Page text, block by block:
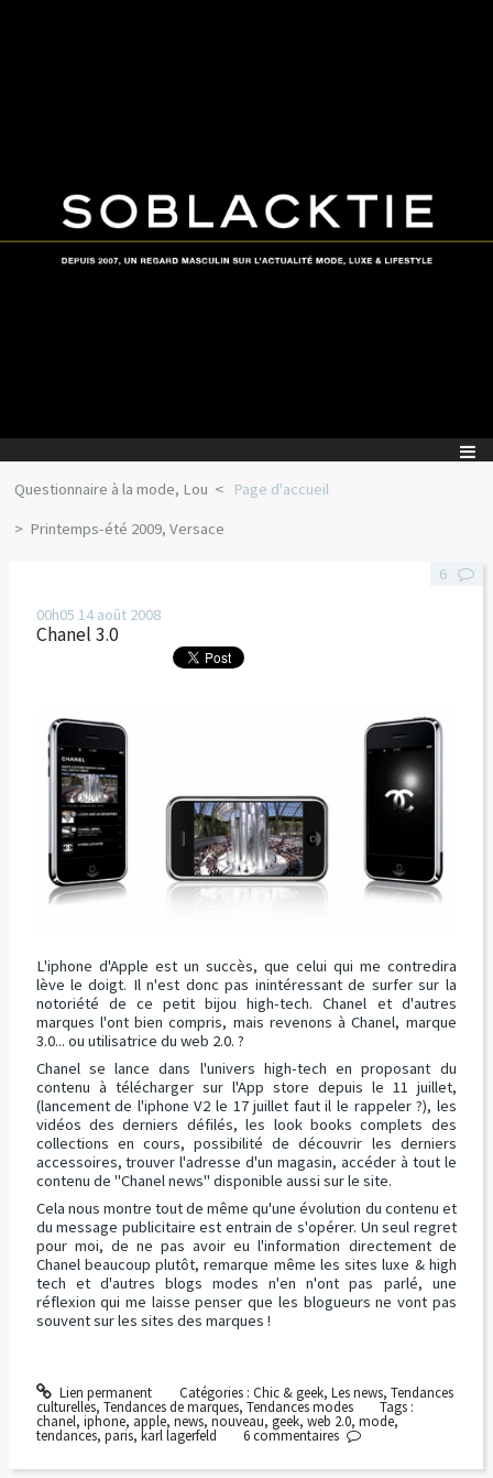
Questionnaire à la mode, Lou
Page d'accueil
Printemps-été 2009, Versace
00h05 14 août 2008
Chanel 3.0
L'iphone d'Apple est un succès, que celui qui me contredira
lève le doigt. Il n'est donc pas inintéressant de surfer sur la
notoriété de ce petit bijou high-tech. Chanel et d'autres
marques l'ont bien compris, mais revenons à Chanel, marque
3.0... ou utilisatrice du web 2.0. ?
Chanel se lance dans l'univers high-tech en proposant du
contenu à télécharger sur l'App store depuis le 11 juillet,
(lancement de l'iphone V2 le 17 juillet faut il le rappeler ?), les
vidéos des derniers défilés, les look books complets des
collections en cours, possibilité de découvrir les derniers
accessoires, trouver l'adresse d'un magasin, accéder à tout le
contenu de "Chanel news" disponible aussi sur le site.
Cela nous montre tout de même qu'une évolution du contenu et
du message publicitaire est entrain de s'opérer. Un seul regret
pour moi, de ne pas avoir eu l'information directement de
Chanel beaucoup plutôt, remarque même les sites luxe & high
tech et d'autres blogs modes n'en n'ont pas parlé, une
réflexion qui me laisse penser que les blogueurs ne vont pas
souvent sur les sites des marques !
Lien permanent Catégories : Chic & geek, Les news, Tendances
culturelles, Tendances de marques, Tendances modes Tags :
chanel, iphone, apple, news, nouveau, geek, web 2.0, mode,
tendances, paris, karl lagerfeld
6
6commentaires